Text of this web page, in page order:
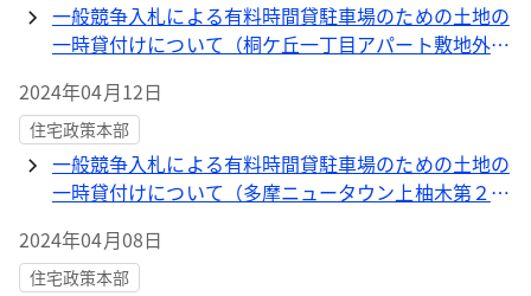
一般競争入札による有料時間貸駐車場のための土地の
一時貸付けについて（桐ケ丘一丁目アパート敷地外11
2024年04月12日
住宅政策本部
一般競争入札による有料時間貸駐車場のための土地の
一時貸付けについて（多摩ニュータウン上柚木第２団
2024年04月08日
住宅政策本部